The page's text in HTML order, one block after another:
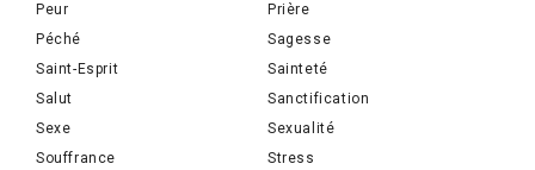
Peur
Prière
Péché
Sagesse
Saint-Esprit
Sainteté
Salut
Sanctification
Sexe
Sexualité
Souffrance
Stress